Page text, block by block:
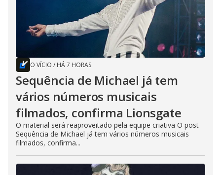
O VÍCIO / HÁ 7 HORAS
Sequência de Michael já tem
vários números musicais
filmados, confirma Lionsgate
O material será reaproveitado pela equipe criativa O post
Sequência de Michael já tem vários números musicais
filmados, confirma...